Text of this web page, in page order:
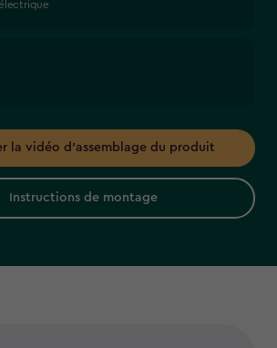
électrique
la vidéo d'assemblage du produit
Instructions de montage